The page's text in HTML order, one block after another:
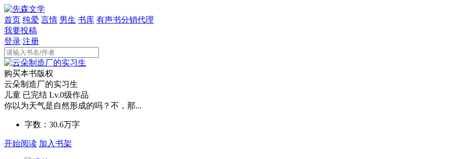
首页 纯爱 言情 男生 书库 有声书分销代理
我要投稿
登录 注册
购买本书版权
云朵制造厂的实习生
儿童 已完结 Lv.0级作品
你以为天气是自然形成的吗？不，那...
字数： 30.6万字
开始阅读 加入书架